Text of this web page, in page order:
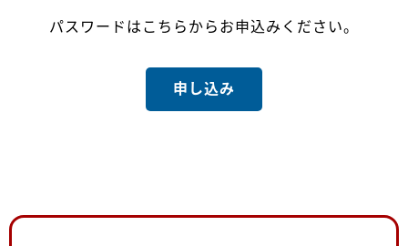
パスワードはこちらからお申込みください。
申し込み